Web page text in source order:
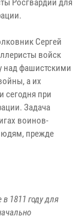
Росгвардии для
Сергей
войск
над фашистскими
а их
сегодня при
Задача
воинов-
прежде
1811 году для